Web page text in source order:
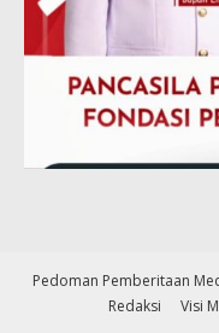
Pedoman Pemberitaan
Redaksi
Visi